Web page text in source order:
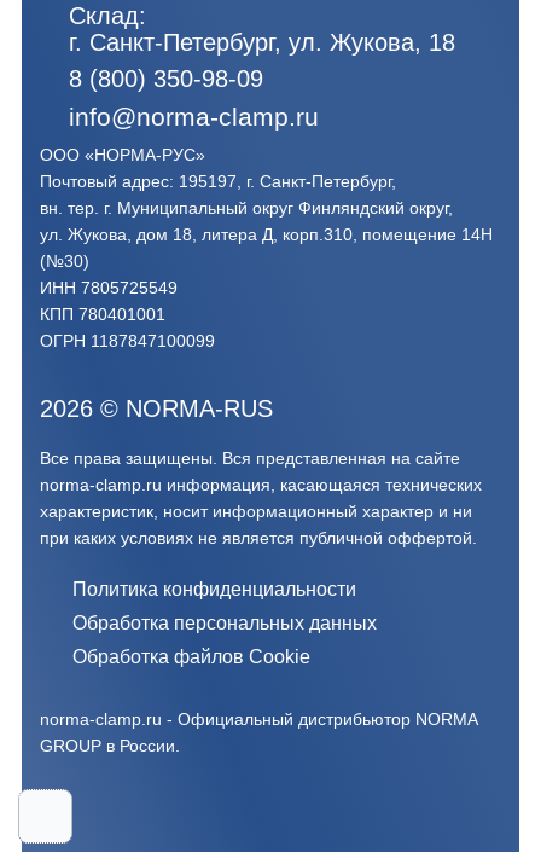
Склад:
г. Санкт-Петербург, ул. Жукова, 18
8 (800) 350-98-09
info@norma-clamp.ru
ООО «НОРМА-РУС»
Почтовый адрес: 195197, г. Санкт-Петербург,
вн. тер. г. Муниципальный округ Финляндский округ,
ул. Жукова, дом 18, литера Д, корп.310, помещение 14Н
(№30)
ИНН 7805725549
КПП 780401001
ОГРН 1187847100099
2026 © NORMA-RUS
Все права защищены. Вся представленная на сайте
norma-clamp.ru информация, касающаяся технических
характеристик, носит информационный характер и ни
при каких условиях не является публичной оффертой.‍
Политика конфиденциальности
Обработка персональных данных
Обработка файлов Cookie
norma-clamp.ru - Официальный дистрибьютор NORMA
GROUP в России.